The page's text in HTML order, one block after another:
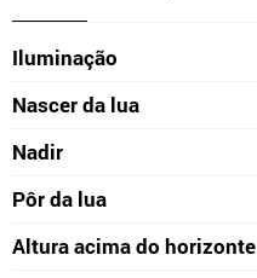
Iluminação
Nascer da lua
Nadir
Pôr da lua
Altura acima do horizonte